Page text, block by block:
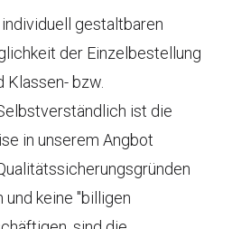
gestaltbaren
der Einzelbestellung
Klassen- bzw.
ist die
in unserem Angbot
keine "billigen